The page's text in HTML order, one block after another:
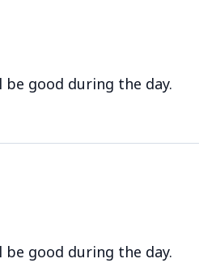
good during the day.
good during the day.